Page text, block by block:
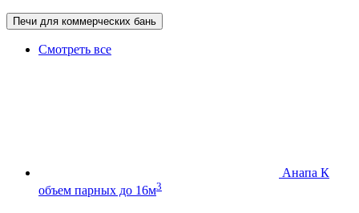
Печи для коммерческих бань
Смотреть все
Анапа К
объем парных до 16м3